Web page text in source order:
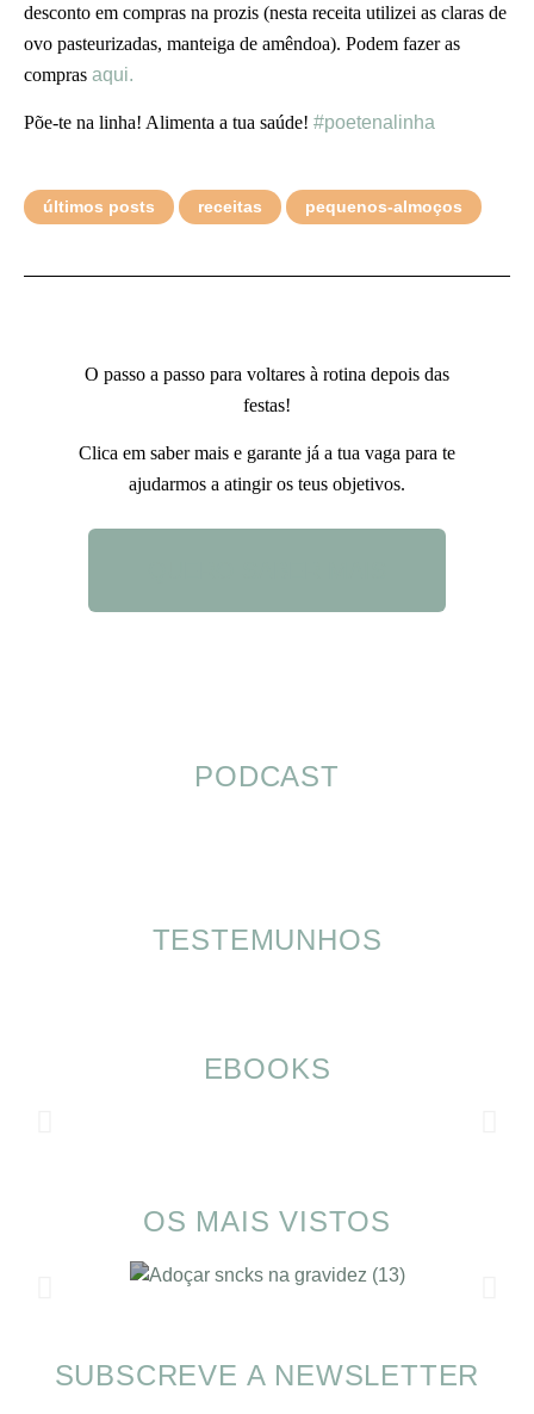
desconto em compras na prozis (nesta receita utilizei as claras de
ovo pasteurizadas, manteiga de amêndoa). Podem fazer as
compras aqui.
Põe-te na linha! Alimenta a tua saúde! #poetenalinha
últimos posts receitas pequenos-almoços
O passo a passo para voltares à rotina depois das
festas!
Clica em saber mais e garante já a tua vaga para te
ajudarmos a atingir os teus objetivos.
PODCAST
TESTEMUNHOS
EBOOKS
OS MAIS VISTOS
Alimentação nas férias com SOMP
SUBSCREVE A NEWSLETTER